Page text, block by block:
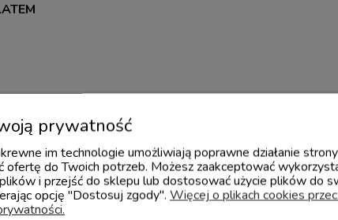
łączeń elementów
prywatność
im technologie umożliwiają poprawne działanie
ofertę do Twoich potrzeb. Możesz zaakceptować
i przejść do sklepu lub dostosować użycie plików do
opcję "Dostosuj zgody". Więcej o plikach cookies